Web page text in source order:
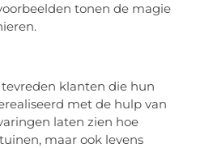
tonen de magie
klanten die hun
met de hulp van
laten zien hoe
maar ook levens